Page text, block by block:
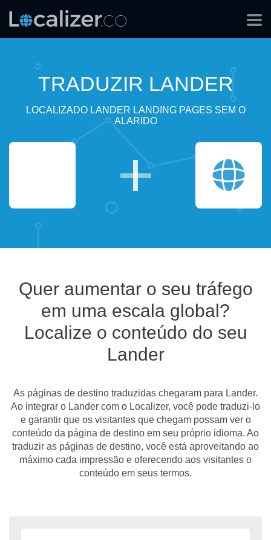
TRADUZIR LANDER
LOCALIZADO LANDER LANDING PAGES SEM O
ALARIDO
Quer aumentar o seu tráfego
em uma escala global?
Localize o conteúdo do seu
Lander
As páginas de destino traduzidas chegaram para Lander.
Ao integrar o Lander com o Localizer, você pode traduzi-lo
e garantir que os visitantes que chegam possam ver o
conteúdo da página de destino em seu próprio idioma. Ao
traduzir as páginas de destino, você está aproveitando ao
máximo cada impressão e oferecendo aos visitantes o
conteúdo em seus termos.